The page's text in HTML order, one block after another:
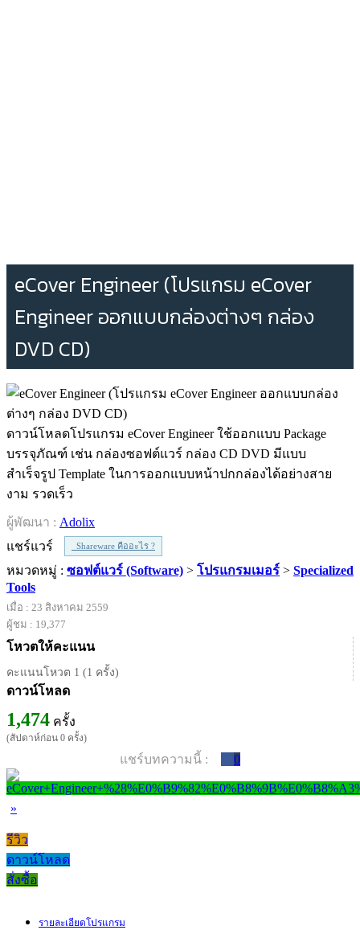
eCover Engineer (โปรแกรม eCover
Engineer ออกแบบกล่องต่างๆ กล่อง
DVD CD)
ดาวน์โหลดโปรแกรม eCover Engineer ใช้ออกแบบ Package
บรรจุภัณฑ์ เช่น กล่องซอฟต์แวร์ กล่อง CD DVD มีแบบ
สำเร็จรูป Template ในการออกแบบหน้าปกกล่องได้อย่างสาย
งาม รวดเร็ว
ผู้พัฒนา : Adolix
แชร์แวร์
Shareware คืออะไร ?
หมวดหมู่ : ซอฟต์แวร์ (Software) > โปรแกรมเมอร์ > Specialized
Tools
เมื่อ : 23 สิงหาคม 2559
ผู้ชม : 19,377
โหวตให้คะแนน
คะแนนโหวต 1 (1 ครั้ง)
ดาวน์โหลด
1,474 ครั้ง
(สัปดาห์ก่อน 0 ครั้ง)
แชร์บทความนี้ : 0
»
รีวิว
ดาวน์โหลด
สั่งซื้อ
รายละเอียดโปรแกรม